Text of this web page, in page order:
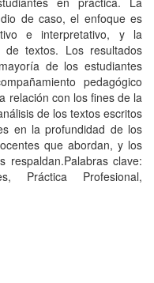
de caso, el enfoque es
e interpretativo, y la
textos. Los resultados
de los estudiantes
pedagógico
relación con los fines de la
de los textos escritos
en la profundidad de los
que abordan, y los
respaldan.Palabras clave:
Práctica Profesional,